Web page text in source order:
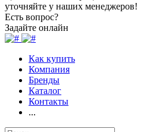
уточняйте у наших менеджеров!
Есть вопрос?
Задайте онлайн
Как купить
Компания
Бренды
Каталог
Контакты
...